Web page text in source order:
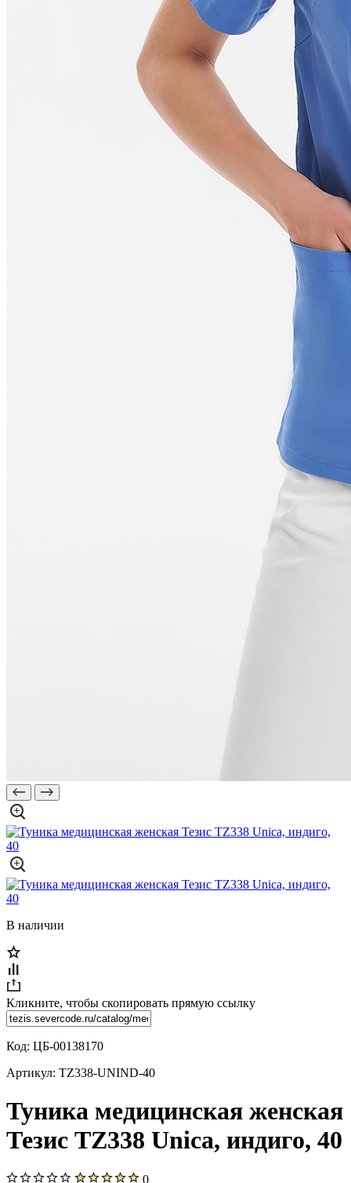
В наличии
Кликните, чтобы скопировать прямую ссылку
Код: ЦБ-00138170
Артикул: TZ338-UNIND-40
Туника медицинская женская
Тезис TZ338 Unica, индиго, 40
0